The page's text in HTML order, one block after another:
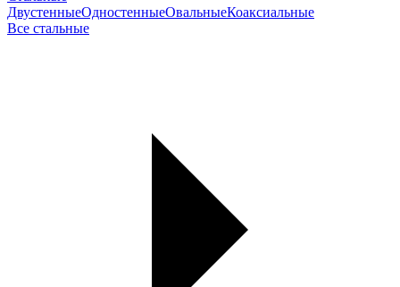
ДвустенныеОдностенныеОвальныеКоаксиальные
Все стальные